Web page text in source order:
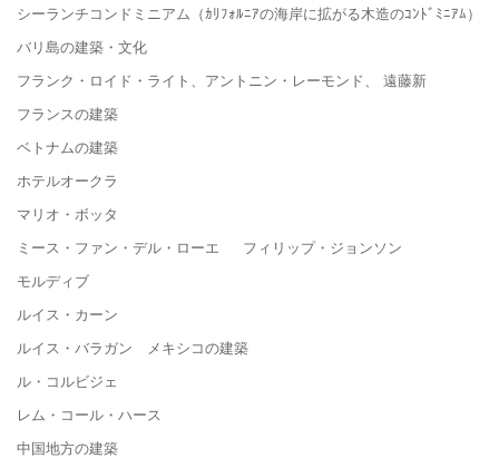
シーランチコンドミニアム（ｶﾘﾌｫﾙﾆｱの海岸に拡がる木造のｺﾝﾄﾞﾐﾆｱﾑ）
バリ島の建築・文化
フランク・ロイド・ライト、アントニン・レーモンド、 遠藤新
フランスの建築
ベトナムの建築
ホテルオークラ
マリオ・ボッタ
ミース・ファン・デル・ローエ フィリップ・ジョンソン
モルディブ
ルイス・カーン
ルイス・バラガン メキシコの建築
ル・コルビジェ
レム・コール・ハース
中国地方の建築